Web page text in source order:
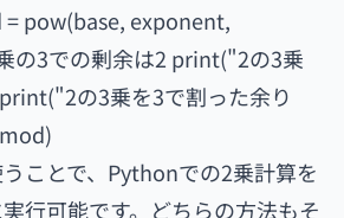
pow(base, exponent,
の3での剰余は2 print("2の3乗
の3乗を3で割った余り
ことで、Pythonでの2乗計算を
行可能です。どちらの方法もそ